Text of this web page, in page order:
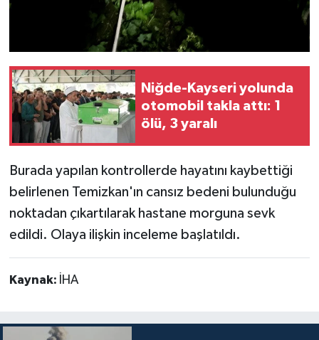
Niğde-Kayseri yolunda
otomobil takla attı: 1
ölü, 3 yaralı
Burada yapılan kontrollerde hayatını kaybettiği
belirlenen Temizkan'ın cansız bedeni bulunduğu
noktadan çıkartılarak hastane morguna sevk
edildi. Olaya ilişkin inceleme başlatıldı.
Kaynak: İHA